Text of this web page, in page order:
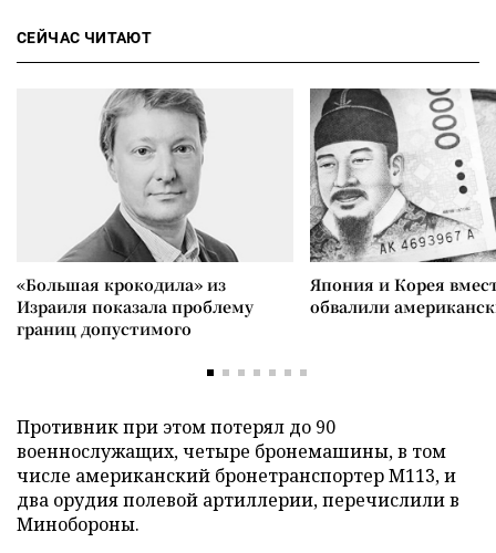
СЕЙЧАС ЧИТАЮТ
«Большая крокодила» из
Израиля показала проблему
границ допустимого
Япония и Корея
обвалили
Противник при этом потерял до 90
военнослужащих, четыре бронемашины, в том
числе американский бронетранспортер М113, и
два орудия полевой артиллерии, перечислили в
Минобороны.